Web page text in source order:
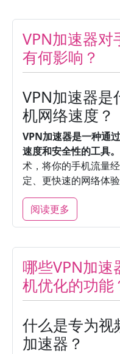
VPN加速器对
有何影响？
VPN加速器是
机网络速度？
VPN加速器是一种通
速度和安全性的工具。
术，将你的手机流量
定、更快速的网络体验
阅读更多
哪些VPN加
机优化的功能
什么是专为视
加速器？